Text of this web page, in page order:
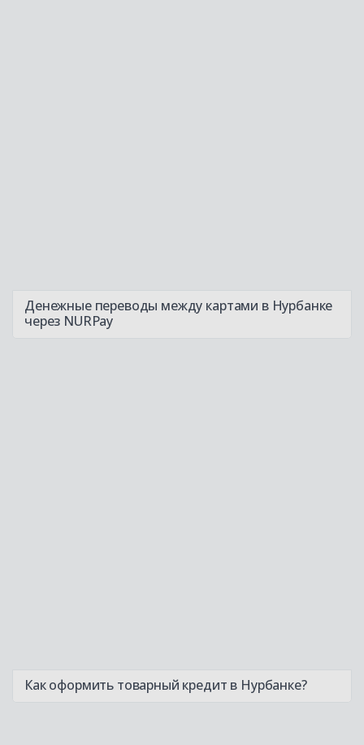
Денежные переводы между картами в Нурбанке
через NURPay
Как оформить товарный кредит в Нурбанке?